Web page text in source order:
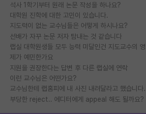
석사 1학기부터 원래 논문 작성을 하나요?
대학원 진학에 대한 고민이 있습니다.
지도력이 없는 교수님들은 어떻게 하시나요?
선배가 자꾸 논문 저자 탐내는 것 같습니다
제가 예민한가요
지원을 권장한다는 답변 후 다른 랩실에 연락
이런 교수님은 어떤가요?
교수님한테 랩홈피에 내 사진 내려달라고 했습니다.
부당한 reject.. 에디터에게 appeal 해도 될까요?